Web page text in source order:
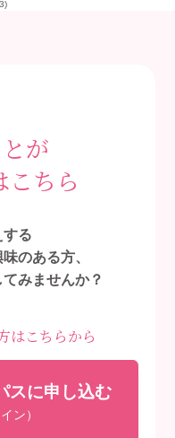
が
こちら
する
のある方、
みませんか？
はこちらから
スに申し込む
ン）